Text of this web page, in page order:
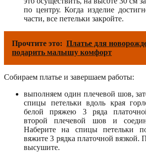
по центру. Когда изделие
части, все петельки закройте.
Прочтите это: Платье для
подарить малышу комфорт
Собираем платье и завершаем работы:
выполняем один плечевой шов,
спицы петельки вдоль края
белой пряжею 3 ряда
второй плечевой шов и
Наберите на спицы петельки
вяжите 3 рядка платочной вязкой.
высушите.